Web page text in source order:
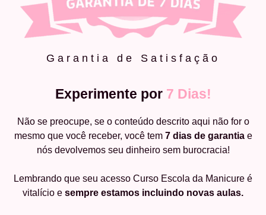
Garantia de Satisfação
Experimente por 7 Dias!
Não se preocupe, se o conteúdo descrito aqui não for o
mesmo que você receber, você tem 7 dias de garantiae
nós devolvemos seu dinheiro sem burocracia!
Lembrando que seu acesso Curso Escola da Manicure é
vitalício e sempre estamos incluindo novas aulas.